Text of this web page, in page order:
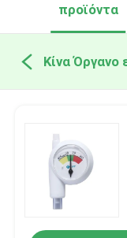
προϊόντα